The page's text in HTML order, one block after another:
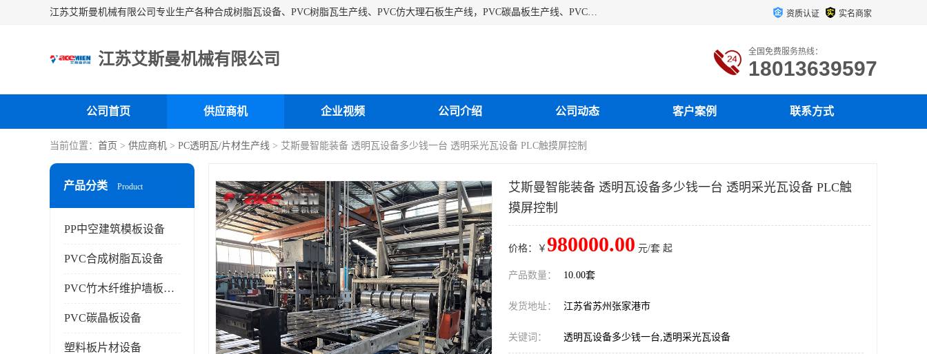
江苏艾斯曼机械有限公司专业生产各种合成树脂瓦设备、PVC树脂瓦生产线、PVC仿大理石板生产线，PVC碳晶板生产线、PVC护墙板生产线，PVC格栅板生产线、PVC扣板生产线、塑料建筑模板生产线。操作方便，性能稳定，价格合理，质量保障。 资质认证 实名商家
江苏艾斯曼机械有限公司 全国免费服务热线：
18013639597
公司首页 供应商机 企业视频 公司介绍 公司动态 客户案例 联系方式
当前位置： 首页 > 供应商机 > PC透明瓦/片材生产线 > 艾斯曼智能装备 透明瓦设备多少钱一台 透明采光瓦设备 PLC触摸屏控制
产品分类 Product
PP中空建筑模板设备
PVC合成树脂瓦设备
PVC竹木纤维护墙板设备
PVC碳晶板设备
塑料板片材设备
艾斯曼智能装备 透明瓦设备多少钱一台 透明采光瓦设备 PLC触
摸屏控制
价格：￥ 980000.00 元/套 起
产品数量： 10.00套
发货地址： 江苏省苏州张家港市
关键词： 透明瓦设备多少钱一台,透明采光瓦设备